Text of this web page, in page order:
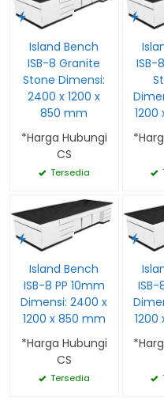
Island Bench
ISB-8 Granite
Stone Dimensi:
2400 x 1200 x
850 mm
*Harga Hubungi
CS
Tersedia
ISB-
Island Bench
ISB-8 PP 10mm
Dimensi: 2400 x
1200 x 850 mm
*Harga Hubungi
CS
Tersedia
ISB-